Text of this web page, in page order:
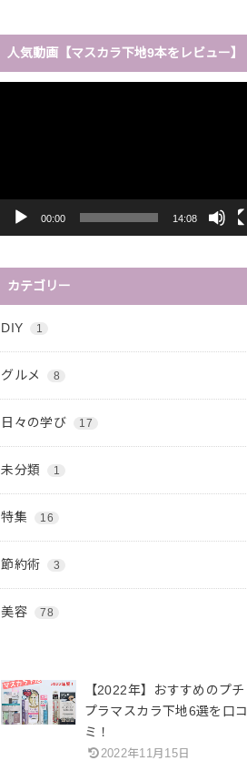
人気動画【マスカラ下地9本をレビュー】
00:00 14:08
カテゴリー
DIY 1
グルメ 8
日々の学び 17
未分類 1
特集 16
節約術 3
美容 78
【2022年】おすすめのプチ
プラマスカラ下地6選を口コ
ミ！
2022年11月15日